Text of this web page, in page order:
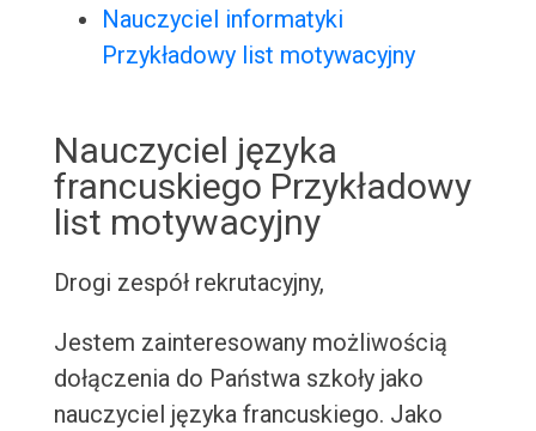
Nauczyciel informatyki
Przykładowy list motywacyjny
Nauczyciel języka
francuskiego Przykładowy
list motywacyjny
Drogi zespół rekrutacyjny,
Jestem zainteresowany możliwością
dołączenia do Państwa szkoły jako
nauczyciel języka francuskiego. Jako